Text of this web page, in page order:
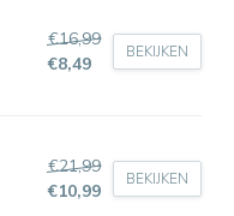
€16,99
€8,49
BEKIJKEN
€21,99
€10,99
BEKIJKEN